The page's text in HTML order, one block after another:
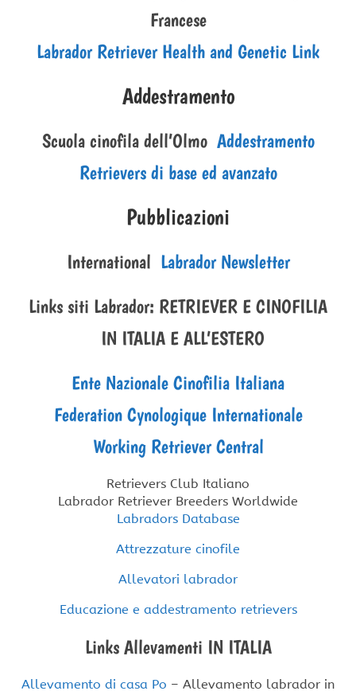
Francese
Labrador Retriever Health and Genetic Link
Addestramento
Scuola cinofila dell’Olmo Addestramento
Retrievers di base ed avanzato
Pubblicazioni
International Labrador Newsletter
Links siti Labrador: RETRIEVER E CINOFILIA
IN ITALIA E ALL’ESTERO
Ente Nazionale Cinofilia Italiana
Federation Cynologique Internationale
Working Retriever Central
Retrievers Club Italiano
Labrador Retriever Breeders Worldwide
Labradors Database
Attrezzature cinofile
Allevatori labrador
Educazione e addestramento retrievers
Links Allevamenti IN ITALIA
Allevamento di casa Po – Allevamento labrador in